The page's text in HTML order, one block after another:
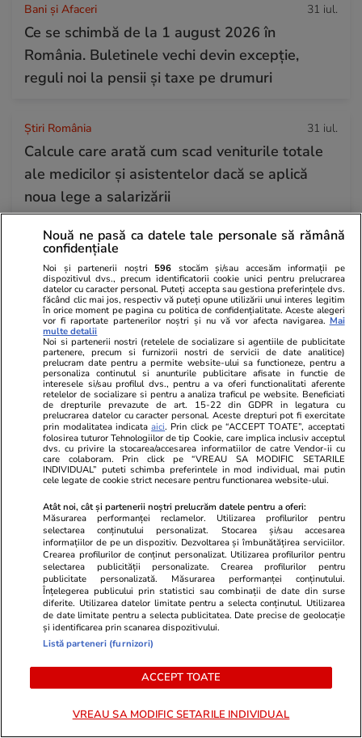
Bani și Afaceri 31 iul.
Ce se schimbă de la 1 august 2026 în
România. Buletinele vechi devin excepție,
reguli noi la pensii și taxe pe drumuri
Știri România 31 iul.
Calcule care arată cum scad veniturile totale
ale medicilor și asistentelor dacă se aplică
noua lege a salarizării
Știri Externe
Un șofer de TIR care a câștigat la loterie 220
de milioane de euro a murit: soția lui, obligată
acum să îi dea bani lunar fostei partenere
Horoscop 31 iul.
Horoscop Urania | Previziuni astrologice pentru
perioada 1 – 7 august 2026. Venus va intra în
zodia Balanței
Horoscop 31 iul.
Horoscop 1 august 2026. Peștii
este bine să evite gândurile care
Lifestyle
Două
teckeli
Nouă ne pasă ca datele tale personale să rămână
confidențiale
Noi și partenerii noștri 596 stocăm și/sau accesăm informații pe
dispozitivul dvs., precum identificatorii cookie unici pentru prelucrarea
datelor cu caracter personal. Puteți accepta sau gestiona preferințele dvs.
făcând clic mai jos, respectiv vă puteți opune utilizării unui interes legitim
în orice moment pe pagina cu politica de confidențialitate. Aceste alegeri
vor fi raportate partenerilor noștri și nu vă vor afecta navigarea. Mai
multe detalii
Noi si partenerii nostri (retelele de socializare si agentiile de publicitate
partenere, precum si furnizorii nostri de servicii de date analitice)
prelucram date pentru a permite website-ului sa functioneze, pentru a
personaliza continutul si anunturile publicitare afisate in functie de
interesele si/sau profilul dvs., pentru a va oferi functionalitati aferente
retelelor de socializare si pentru a analiza traficul pe website. Beneficiati
de drepturile prevazute de art. 15-22 din GDPR in legatura cu
prelucrarea datelor cu caracter personal. Aceste drepturi pot fi exercitate
prin modalitatea indicataaici. Prin click pe “ACCEPT TOATE”, acceptati
folosirea tuturor Tehnologiilor de tip Cookie, care implica inclusiv acceptul
dvs. cu privire la stocarea/accesarea informatiilor de catre Vendor-ii cu
care colaboram. Prin click pe “VREAU SA MODIFIC SETARILE
INDIVIDUAL” puteti schimba preferintele in mod individual, mai putin
cele legate de cookie strict necesare pentru functionarea website-ului.
Atât noi, cât și partenerii noștri prelucrăm datele pentru a oferi:
Măsurarea performanței reclamelor. Utilizarea profilurilor pentru
selectarea conținutului personalizat. Stocarea și/sau accesarea
informațiilor de pe un dispozitiv. Dezvoltarea și îmbunătățirea serviciilor.
Crearea profilurilor de conținut personalizat. Utilizarea profilurilor pentru
selectarea publicității personalizate. Crearea profilurilor pentru
publicitate personalizată. Măsurarea performanței conținutului.
Înțelegerea publicului prin statistici sau combinații de date din surse
diferite. Utilizarea datelor limitate pentru a selecta conținutul. Utilizarea
de date limitate pentru a selecta publicitatea. Date precise de geolocație
și identificarea prin scanarea dispozitivului.
Listă parteneri (furnizori)
ACCEPT TOATE
VREAU SA MODIFIC SETARILE INDIVIDUAL